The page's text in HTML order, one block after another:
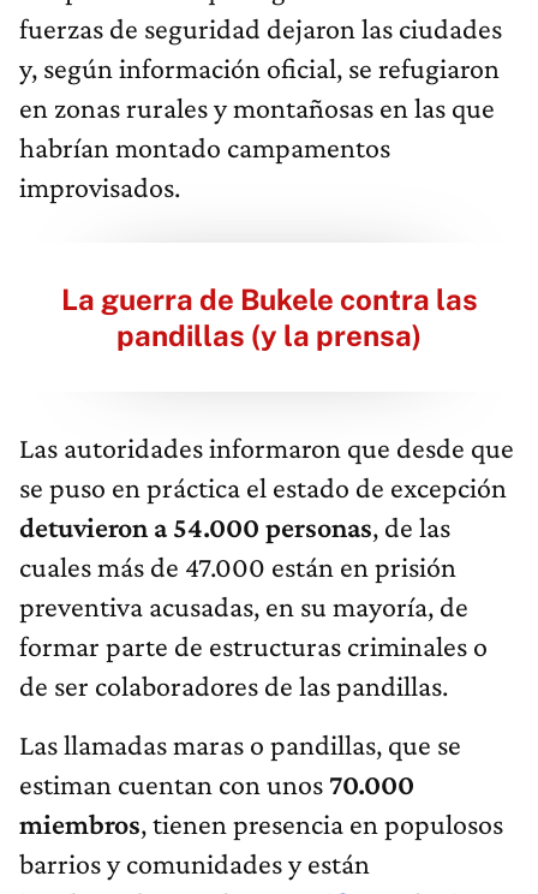
fuerzas de seguridad dejaron las ciudades
y, según información oficial, se refugiaron
en zonas rurales y montañosas en las que
habrían montado campamentos
improvisados.
La guerra de Bukele contra las
pandillas (y la prensa)
Las autoridades informaron que desde que
se puso en práctica el estado de excepción
detuvieron a 54.000 personas, de las
cuales más de 47.000 están en prisión
preventiva acusadas, en su mayoría, de
formar parte de estructuras criminales o
de ser colaboradores de las pandillas.
Las llamadas maras o pandillas, que se
estiman cuentan con unos 70.000
miembros, tienen presencia en populosos
barrios y comunidades y están